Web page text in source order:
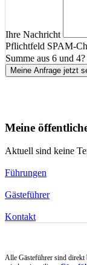
Ihre Nachricht
Pflichtfeld SPAM-
Summe aus 6 und 4?
Meine Anfrage jetzt
Meine
Aktuell sind keine
Führungen
Gästeführer
Kontakt
Alle Gästeführer sind direkt